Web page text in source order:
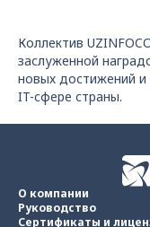
Коллектив
заслуженной
новых достижений и
IT-сфере страны.
О компании
Руководство
Сертификаты и